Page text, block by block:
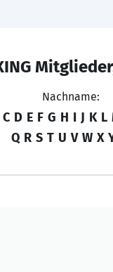
Nachname:
C D E F G H I J K L
Q R S T U V W X